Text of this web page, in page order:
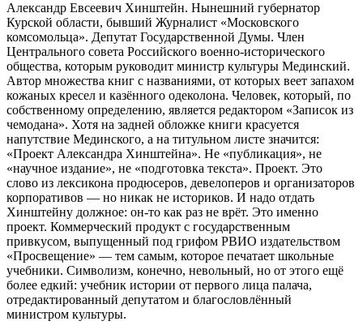
Александр Евсеевич Хинштейн. Нынешний губернатор
Курской области, бывший Журналист «Московского
комсомольца». Депутат Государственной Думы. Член
Центрального совета Российского военно-исторического
общества, которым руководит министр культуры Мединский.
Автор множества книг с названиями, от которых веет запахом
кожаных кресел и казённого одеколона. Человек, который, по
собственному определению, является редактором «Записок из
чемодана». Хотя на задней обложке книги красуется
напутствие Мединского, а на титульном листе значится:
«Проект Александра Хинштейна». Не «публикация», не
«научное издание», не «подготовка текста». Проект. Это
слово из лексикона продюсеров, девелоперов и организаторов
корпоративов — но никак не историков. И надо отдать
Хинштейну должное: он-то как раз не врёт. Это именно
проект. Коммерческий продукт с государственным
привкусом, выпущенный под грифом РВИО издательством
«Просвещение» — тем самым, которое печатает школьные
учебники. Символизм, конечно, невольный, но от этого ещё
более едкий: учебник истории от первого лица палача,
отредактированный депутатом и благословлённый
министром культуры.